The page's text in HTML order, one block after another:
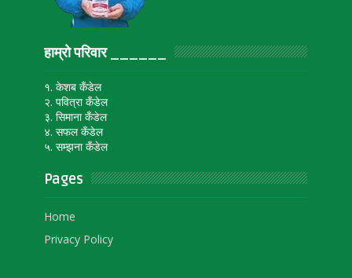
हाम्रो परिवार ______
१. केशब कँडेल
२. पवित्रा कँडेल
३. सिमाना कँडेल
४. सफल कँडेल
५. सम्झना कँडेल
Pages
Home
Privacy Policy